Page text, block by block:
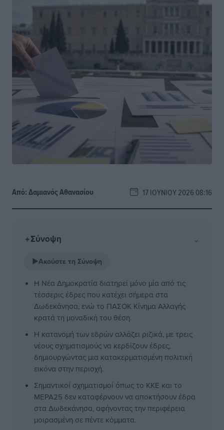
Από:Δαμιανός Αθανασίου 17 ΙΟΥΝΊΟΥ 2026 08:16
✦Σύνοψη ⌄
▶Ακούστε τη Σύνοψη
Η Νέα Δημοκρατία διατηρεί μόνο μία από τις
τέσσερις έδρες που κατέχει σήμερα στα
Δωδεκάνησα, ενώ το ΠΑΣΟΚ Κίνημα Αλλαγής
κρατά τη μοναδική του θέση.
Η κατανομή των εδρών αλλάζει ριζικά, με τρεις
νέους σχηματισμούς να κερδίζουν έδρες,
δημιουργώντας μια κατακερματισμένη πολιτική
εικόνα στην περιοχή.
Σημαντικοί σχηματισμοί όπως το ΚΚΕ και το
ΜΕΡΑ25 δεν καταφέρνουν να αποκτήσουν έδρα
στα Δωδεκάνησα, αφήνοντας την περιφέρεια
μοιρασμένη σε πέντε κόμματα.